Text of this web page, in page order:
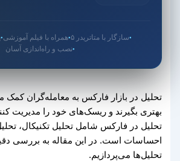
سازگار با متاتریدر ۵ ●همراه با فیلم آموزشی
نصب و راه‌اندازی آسان
تحلیل در بازار فارکس به معامله‌گران کمک
بهتری بگیرند و ریسک‌های خود را مدیریت
تحلیل در فارکس شامل تحلیل تکنیکال،
احساسات است. در این مقاله به بررسی
تحلیل‌ها می‌پردازیم.